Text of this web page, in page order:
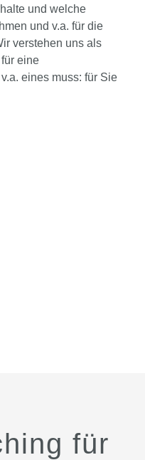
und welche
und v.a. für die
verstehen uns als
eine
eines muss: für Sie
für